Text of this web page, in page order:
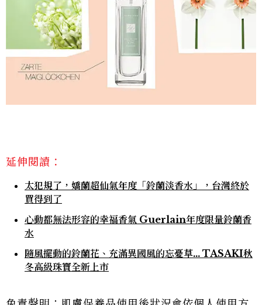
延伸閱讀：
太犯規了，嬌蘭超仙氣年度「鈴蘭淡香水」，台灣終於
買得到了
心動都無法形容的幸福香氣 Guerlain年度限量鈴蘭香
水
隨風擺動的鈴蘭花、充滿異國風的忘憂草… TASAKI秋
冬高級珠寶全新上市